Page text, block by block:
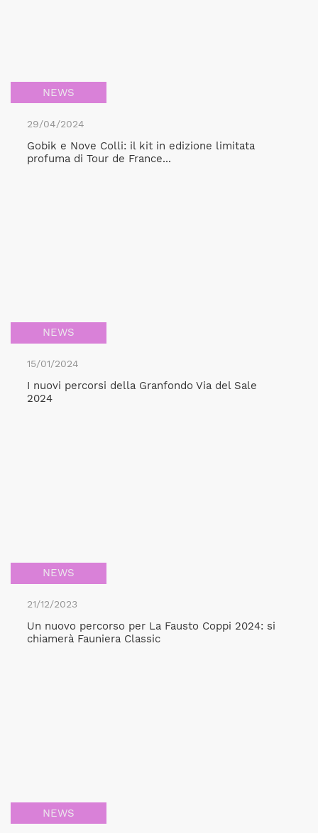
NEWS
29/04/2024
Gobik e Nove Colli: il kit in edizione limitata
profuma di Tour de France...
NEWS
15/01/2024
I nuovi percorsi della Granfondo Via del Sale
2024
NEWS
21/12/2023
Un nuovo percorso per La Fausto Coppi 2024: si
chiamerà Fauniera Classic
NEWS